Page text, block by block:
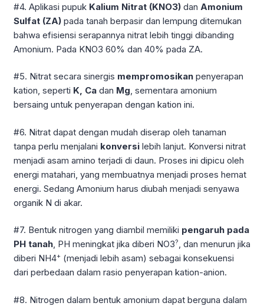
#4. Aplikasi pupuk Kalium Nitrat (KNO3) dan Amonium
Sulfat (ZA) pada tanah berpasir dan lempung ditemukan
bahwa efisiensi serapannya nitrat lebih tinggi dibanding
Amonium. Pada KNO3 60% dan 40% pada ZA.
#5. Nitrat secara sinergis mempromosikan penyerapan
kation, seperti K, Ca dan Mg, sementara amonium
bersaing untuk penyerapan dengan kation ini.
#6. Nitrat dapat dengan mudah diserap oleh tanaman
tanpa perlu menjalani konversi lebih lanjut. Konversi nitrat
menjadi asam amino terjadi di daun. Proses ini dipicu oleh
energi matahari, yang membuatnya menjadi proses hemat
energi. Sedang Amonium harus diubah menjadi senyawa
organik N di akar.
#7. Bentuk nitrogen yang diambil memiliki pengaruh pada
PH tanah, PH meningkat jika diberi NO3?, dan menurun jika
diberi NH4+ (menjadi lebih asam) sebagai konsekuensi
dari perbedaan dalam rasio penyerapan kation-anion.
#8. Nitrogen dalam bentuk amonium dapat berguna dalam